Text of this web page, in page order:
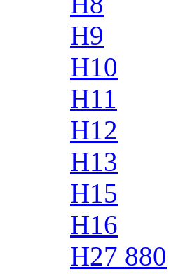
H9
H10
H11
H12
H13
H15
H16
H27 880